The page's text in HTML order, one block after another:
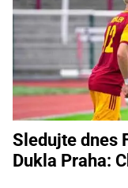
Sledujte dnes
Dukla Praha: